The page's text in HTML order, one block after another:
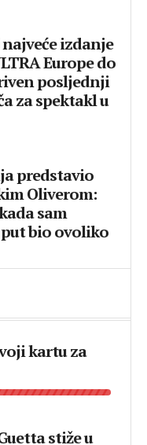
izdanje
Europe do
posljednji
za spektakl u
predstavio
Oliverom:
sam
bio ovoliko
kartu za
stiže u